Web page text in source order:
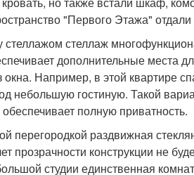
"Первого Этажа"
стеллажом стеллаж
дополнительные места
окна. Например, в этой квартире
небольшую гостиную. Такой
полную приватность.
перегородкой раздвижная
прозрачности конструкции не
студии единственная